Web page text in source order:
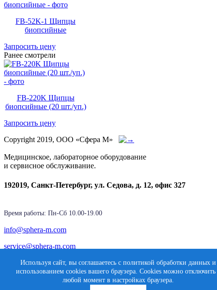
Используя сайт, вы соглашаетесь с политикой обработки данных и
использованием cookies вашего браузера. Cookies можно отключить
любой момент в настройках браузера.
FB-52K-1 Щипцы
биопсийные
Запросить цену
Ранее смотрели
FB-220K Щипцы
биопсийные (20 шт./уп.)
Запросить цену
Copyright 2019, ООО «Сфера М»
Медицинское, лабораторное оборудование
и сервисное обслуживание.
192019, Санкт-Петербург, ул. Седова, д. 12, офис 327
Время работы: Пн-Cб 10.00-19.00
info@sphera-m.com
service@sphera-m.com
Создание сайта